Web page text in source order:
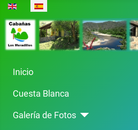
Select your language
Inicio
Cuesta Blanca
Galería de Fotos